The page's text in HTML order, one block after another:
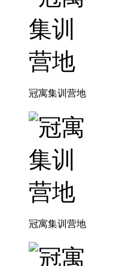
冠寓集训营地
冠寓集训营地